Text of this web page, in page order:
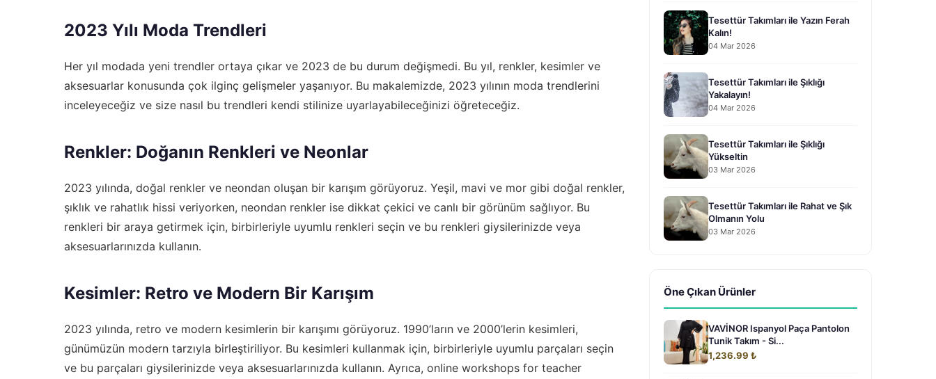
2023 Yılı Moda Trendleri
Her yıl modada yeni trendler ortaya çıkar ve 2023 de bu durum değişmedi. Bu yıl, renkler, kesimler ve
aksesuarlar konusunda çok ilginç gelişmeler yaşanıyor. Bu makalemizde, 2023 yılının moda trendlerini
inceleyeceğiz ve size nasıl bu trendleri kendi stilinize uyarlayabileceğinizi öğreteceğiz.
Renkler: Doğanın Renkleri ve Neonlar
2023 yılında, doğal renkler ve neondan oluşan bir karışım görüyoruz. Yeşil, mavi ve mor gibi doğal renkler,
şıklık ve rahatlık hissi veriyorken, neondan renkler ise dikkat çekici ve canlı bir görünüm sağlıyor. Bu
renkleri bir araya getirmek için, birbirleriyle uyumlu renkleri seçin ve bu renkleri giysilerinizde veya
aksesuarlarınızda kullanın.
Kesimler: Retro ve Modern Bir Karışım
2023 yılında, retro ve modern kesimlerin bir karışımı görüyoruz. 1990’ların ve 2000’lerin kesimleri,
günümüzün modern tarzıyla birleştiriliyor. Bu kesimleri kullanmak için, birbirleriyle uyumlu parçaları seçin
ve bu parçaları giysilerinizde veya aksesuarlarınızda kullanın. Ayrıca, online workshops for teacher
Tesettür Takımları ile Yazın Ferah
Kalın!
04 Mar 2026
Tesettür Takımları ile Şıklığı
Yakalayın!
04 Mar 2026
Tesettür Takımları ile Şıklığı
Yükseltin
03 Mar 2026
Tesettür Takımları ile Rahat ve Şık
Olmanın Yolu
03 Mar 2026
Öne Çıkan Ürünler
VAVİNOR Ispanyol Paça Pantolon
Tunik Takım - Si...
1,236.99 ₺